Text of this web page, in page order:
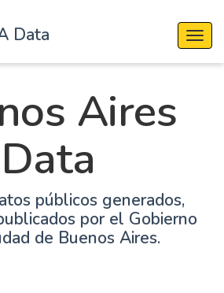
Data
Aires
Data
públicos generados,
por el Gobierno
de Buenos Aires.